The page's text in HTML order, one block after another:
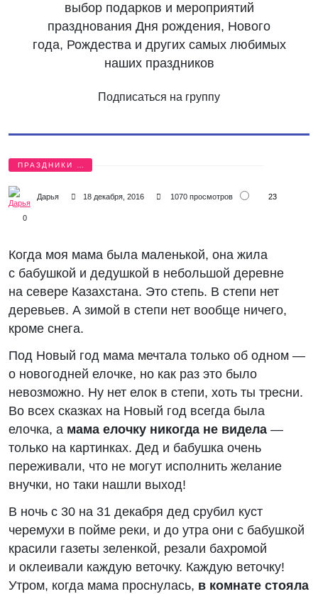
выбор подарков и мероприятий
празднования Дня рождения, Нового
года, Рождества и других самых любимых
наших праздников
Подписаться на группу
ПРАЗДНИКИ И
Дарья 18 декабря, 2016 1070 просмотров 23
0
Когда моя мама была маленькой, она жила
с бабушкой и дедушкой в небольшой деревне
на севере Казахстана. Это степь. В степи нет
деревьев. А зимой в степи нет вообще ничего,
кроме снега.
Под Новый год мама мечтала только об одном —
о новогодней елочке, но как раз это было
невозможно. Ну нет елок в степи, хоть ты тресни.
Во всех сказках на Новый год всегда была
елочка, а мама елочку никогда не видела —
только на картинках. Дед и бабушка очень
переживали, что не могут исполнить желание
внучки, но таки нашли выход!
В ночь с 30 на 31 декабря дед срубил куст
черемухи в пойме реки, и до утра они с бабушкой
красили газеты зеленкой, резали бахромой
и оклеивали каждую веточку. Каждую веточку!
Утром, когда мама проснулась, в комнате стояла